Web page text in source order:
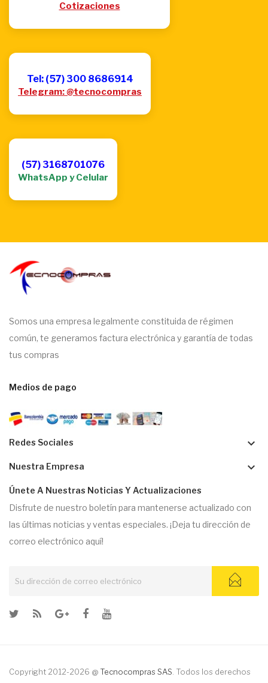
Cotizaciones
Tel: (57) 300 8686914
Telegram: @tecnocompras
(57) 3168701076
WhatsApp y Celular
Somos una empresa legalmente constituida de régimen
común, te generamos factura electrónica y garantía de todas
tus compras
Medios de pago
Redes Sociales keyboard_arrow_down
Nuestra Empresa keyboard_arrow_down
Únete A Nuestras Noticias Y Actualizaciones
Disfrute de nuestro boletín para mantenerse actualizado con
las últimas noticias y ventas especiales. ¡Deja tu dirección de
correo electrónico aquí!
Copyright 2012-2026 @ Tecnocompras SAS . Todos los derechos